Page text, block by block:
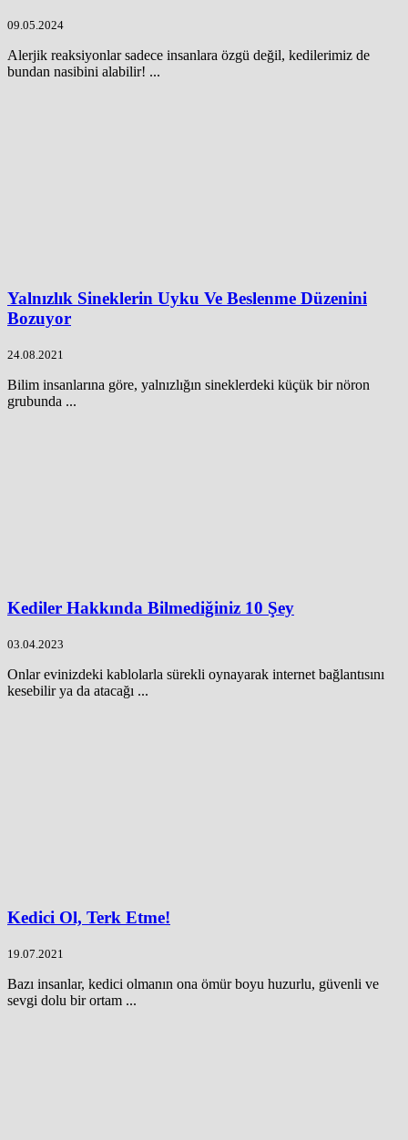
09.05.2024
Alerjik reaksiyonlar sadece insanlara özgü değil, kedilerimiz de
bundan nasibini alabilir! ...
Yalnızlık Sineklerin Uyku Ve Beslenme Düzenini
Bozuyor
24.08.2021
Bilim insanlarına göre, yalnızlığın sineklerdeki küçük bir nöron
grubunda ...
Kediler Hakkında Bilmediğiniz 10 Şey
03.04.2023
Onlar evinizdeki kablolarla sürekli oynayarak internet bağlantısını
kesebilir ya da atacağı ...
Kedici Ol, Terk Etme!
19.07.2021
Bazı insanlar, kedici olmanın ona ömür boyu huzurlu, güvenli ve
sevgi dolu bir ortam ...